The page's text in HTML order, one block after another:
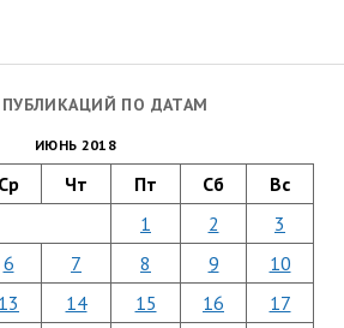
ПО ДАТАМ
ИЮНЬ 2018
Ср Чт Пт Сб Вс
1 2
3
6 7 8 9
10
13 14 15 16
17